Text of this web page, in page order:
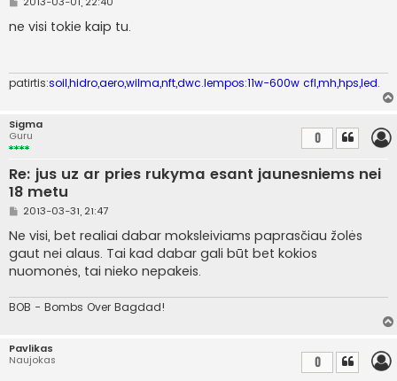
a
n
r
t
ne visi tokie kaip tu.
patirtis:soil,hidro,aero,wilma,nft,dwc.lempos:11w-600w cfl,mh,hps,led.
Sigma
Guru
Re: jus uz ar pries rukyma esant jaunesniems nei
18 metu
0
S
a
n
d
a
r
i
n
2013-03-31, 21:47
Ne visi, bet realiai dabar moksleiviams paprasčiau žolės
gaut nei alaus. Tai kad dabar gali būt bet kokios
nuomonės, tai nieko nepakeis.
BOB - Bombs Over Bagdad!
Pavlikas
Naujokas
0